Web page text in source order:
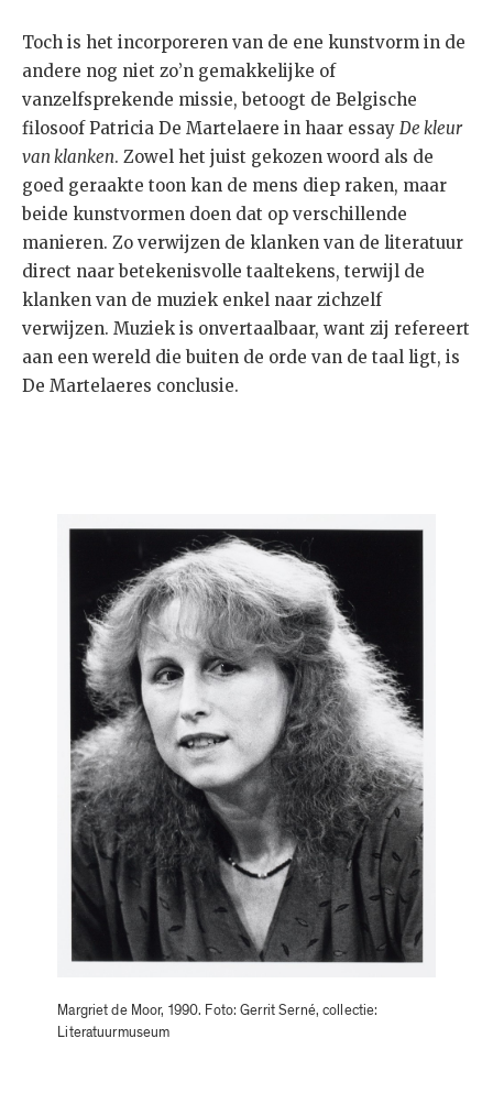
Toch is het incorporeren van de ene kunstvorm in de
andere nog niet zo’n gemakkelijke of
vanzelfsprekende missie, betoogt de Belgische
filosoof Patricia De Martelaere in haar essay De kleur
van klanken. Zowel het juist gekozen woord als de
goed geraakte toon kan de mens diep raken, maar
beide kunstvormen doen dat op verschillende
manieren. Zo verwijzen de klanken van de literatuur
direct naar betekenisvolle taaltekens, terwijl de
klanken van de muziek enkel naar zichzelf
verwijzen. Muziek is onvertaalbaar, want zij refereert
aan een wereld die buiten de orde van de taal ligt, is
De Martelaeres conclusie.
Margriet de Moor, 1990. Foto: Gerrit Serné, collectie:
Literatuurmuseum